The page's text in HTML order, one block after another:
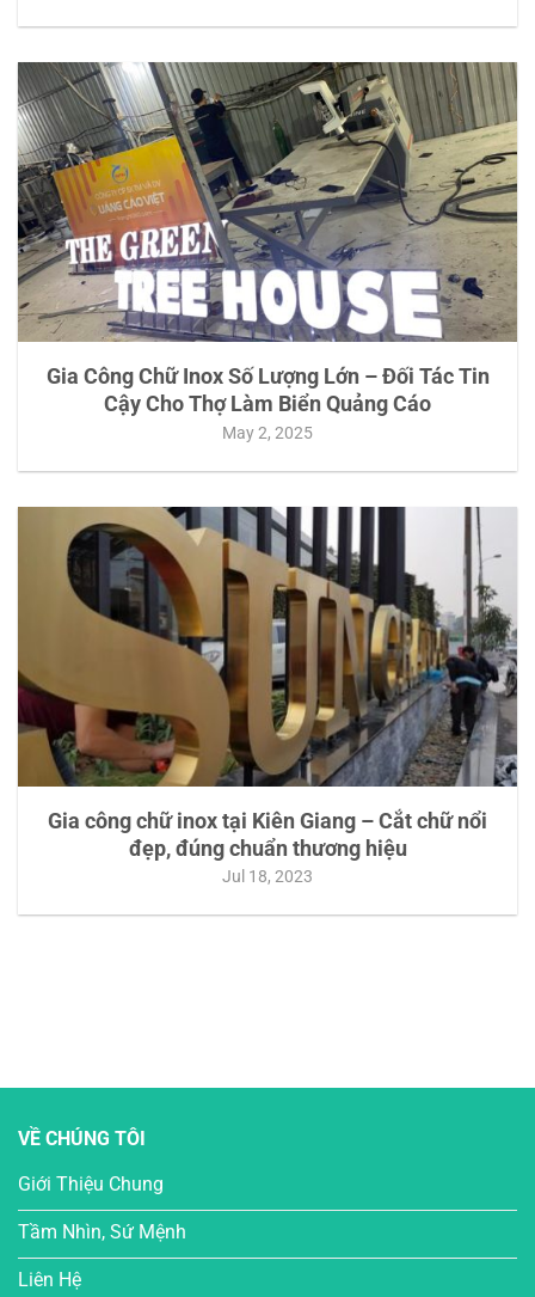
Gia Công Chữ Inox Số Lượng Lớn – Đối Tác Tin
Cậy Cho Thợ Làm Biển Quảng Cáo
May 2, 2025
Gia công chữ inox tại Kiên Giang – Cắt chữ nổi
đẹp, đúng chuẩn thương hiệu
Jul 18, 2023
VỀ CHÚNG TÔI
Giới Thiệu Chung
Tầm Nhìn, Sứ Mệnh
Liên Hệ